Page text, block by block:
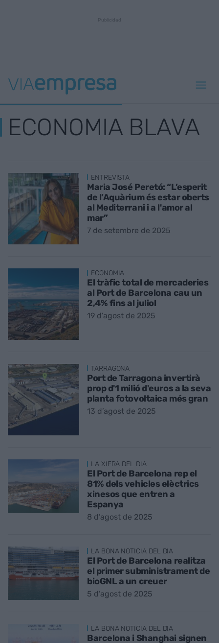
ECONOMIA BLAVA
ENTREVISTA
Maria José Peretó: “L’esperit
de l’Aquàrium és estar oberts
al Mediterrani i a l'amor al
mar”
7 de setembre de 2025
ECONOMIA
El tràfic total de mercaderies
al Port de Barcelona cau un
2,4% fins al juliol
19 d’agost de 2025
TARRAGONA
Port de Tarragona invertirà
prop d'1 milió d'euros a la seva
planta fotovoltaica més gran
13 d’agost de 2025
LA XIFRA DEL DIA
El Port de Barcelona rep el
81% dels vehicles elèctrics
xinesos que entren a
Espanya
8 d’agost de 2025
LA BONA NOTICIA DEL DIA
El Port de Barcelona realitza
el primer subministrament de
bioGNL a un creuer
5 d’agost de 2025
LA BONA NOTICIA DEL DIA
Barcelona i Shanghai signen